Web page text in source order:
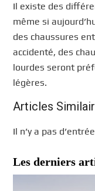
Il existe des
même si
des chaussures
accidenté, des
lourdes seront
légères.
Articles
Il n’y a pas
Les derniers